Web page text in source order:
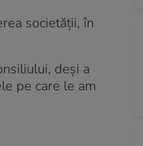
societății, în
deși a
pe care le am